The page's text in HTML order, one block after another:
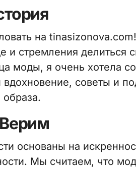
на
и стремления делиться
моды, я очень хотела
вдохновение, советы и
образа.
основаны на
Мы считаем, что